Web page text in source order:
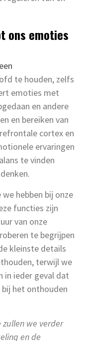
ons emoties
te houden, zelfs
emoties met
en andere
en bereiken van
cortex en
ervaringen
te vinden
hebben bij onze
functies zijn
van onze
te begrijpen
kleinste details
terwijl we
in ieder geval dat
het onthouden
zullen we verder
en de